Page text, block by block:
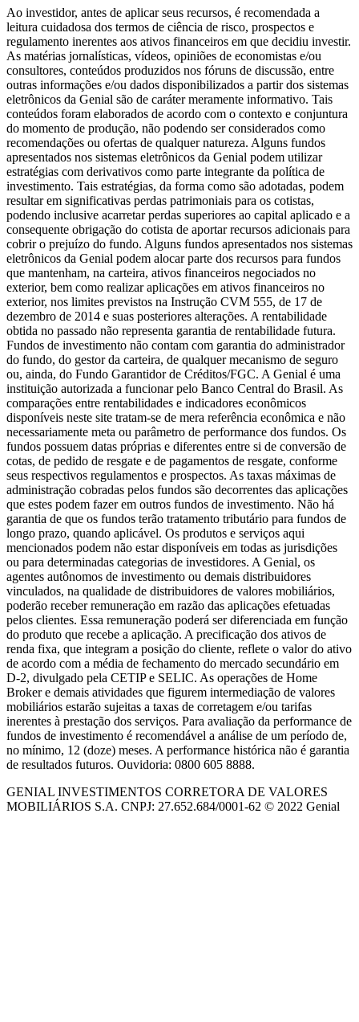
Ao investidor, antes de aplicar seus recursos, é recomendada a
leitura cuidadosa dos termos de ciência de risco, prospectos e
regulamento inerentes aos ativos financeiros em que decidiu investir.
As matérias jornalísticas, vídeos, opiniões de economistas e/ou
consultores, conteúdos produzidos nos fóruns de discussão, entre
outras informações e/ou dados disponibilizados a partir dos sistemas
eletrônicos da Genial são de caráter meramente informativo. Tais
conteúdos foram elaborados de acordo com o contexto e conjuntura
do momento de produção, não podendo ser considerados como
recomendações ou ofertas de qualquer natureza. Alguns fundos
apresentados nos sistemas eletrônicos da Genial podem utilizar
estratégias com derivativos como parte integrante da política de
investimento. Tais estratégias, da forma como são adotadas, podem
resultar em significativas perdas patrimoniais para os cotistas,
podendo inclusive acarretar perdas superiores ao capital aplicado e a
consequente obrigação do cotista de aportar recursos adicionais para
cobrir o prejuízo do fundo. Alguns fundos apresentados nos sistemas
eletrônicos da Genial podem alocar parte dos recursos para fundos
que mantenham, na carteira, ativos financeiros negociados no
exterior, bem como realizar aplicações em ativos financeiros no
exterior, nos limites previstos na Instrução CVM 555, de 17 de
dezembro de 2014 e suas posteriores alterações. A rentabilidade
obtida no passado não representa garantia de rentabilidade futura.
Fundos de investimento não contam com garantia do administrador
do fundo, do gestor da carteira, de qualquer mecanismo de seguro
ou, ainda, do Fundo Garantidor de Créditos/FGC. A Genial é uma
instituição autorizada a funcionar pelo Banco Central do Brasil. As
comparações entre rentabilidades e indicadores econômicos
disponíveis neste site tratam-se de mera referência econômica e não
necessariamente meta ou parâmetro de performance dos fundos. Os
fundos possuem datas próprias e diferentes entre si de conversão de
cotas, de pedido de resgate e de pagamentos de resgate, conforme
seus respectivos regulamentos e prospectos. As taxas máximas de
administração cobradas pelos fundos são decorrentes das aplicações
que estes podem fazer em outros fundos de investimento. Não há
garantia de que os fundos terão tratamento tributário para fundos de
longo prazo, quando aplicável. Os produtos e serviços aqui
mencionados podem não estar disponíveis em todas as jurisdições
ou para determinadas categorias de investidores. A Genial, os
agentes autônomos de investimento ou demais distribuidores
vinculados, na qualidade de distribuidores de valores mobiliários,
poderão receber remuneração em razão das aplicações efetuadas
pelos clientes. Essa remuneração poderá ser diferenciada em função
do produto que recebe a aplicação. A precificação dos ativos de
renda fixa, que integram a posição do cliente, reflete o valor do ativo
de acordo com a média de fechamento do mercado secundário em
D-2, divulgado pela CETIP e SELIC. As operações de Home
Broker e demais atividades que figurem intermediação de valores
mobiliários estarão sujeitas a taxas de corretagem e/ou tarifas
inerentes à prestação dos serviços. Para avaliação da performance de
fundos de investimento é recomendável a análise de um período de,
no mínimo, 12 (doze) meses. A performance histórica não é garantia
de resultados futuros. Ouvidoria: 0800 605 8888.
GENIAL INVESTIMENTOS CORRETORA DE VALORES
MOBILIÁRIOS S.A. CNPJ: 27.652.684/0001-62 © 2022 Genial